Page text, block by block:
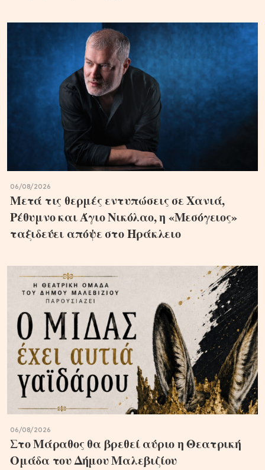
06/08/2026
Μετά τις θερμές εντυπώσεις σε Χανιά,
Ρέθυμνο και Άγιο Νικόλαο, η «Μεσόγειος»
ταξιδεύει απόψε στο Ηράκλειο
06/08/2026
Στο Μάραθος θα βρεθεί αύριο η Θεατρική
Ομάδα του Δήμου Μαλεβιζίου